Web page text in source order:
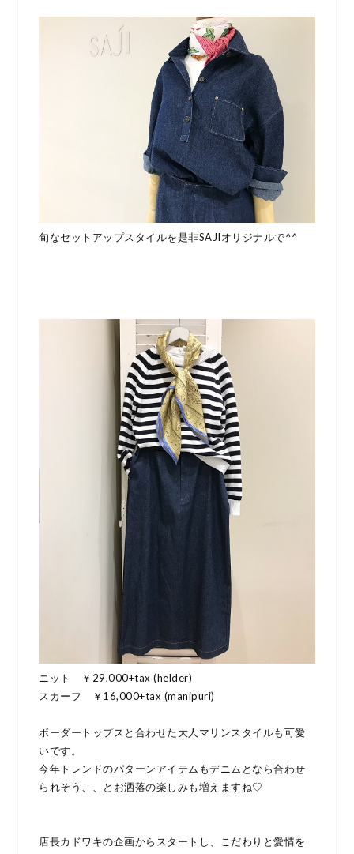
旬なセットアップスタイルを是非SAJIオリジナルで^^
ニット ￥29,000+tax (helder)
スカーフ ￥16,000+tax (manipuri)
ボーダートップスと合わせた大人マリンスタイルも可愛
いです。
今年トレンドのパターンアイテムもデニムとなら合わせ
られそう、、とお洒落の楽しみも増えますね♡
店長カドワキの企画からスタートし、こだわりと愛情を